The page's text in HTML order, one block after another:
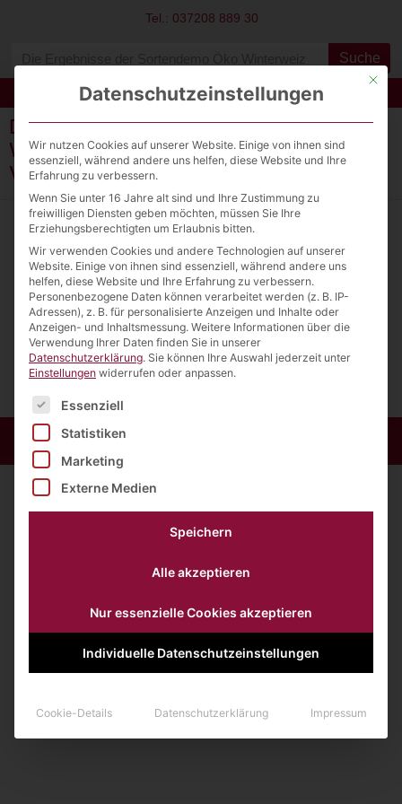
Tel.: 037208 889 30
Suche
Die Ergebnisse der Sortendemo Öko
Winterweizen sind da – fragen sie ihren
Verkaufsberater
Querweg 1
09244 Lichtenau
037208 889 30
Mit
Datenschutzeinstellungen
Wir nutzen Cookies auf unserer Website. Einige von ihnen sind
essenziell, während andere uns helfen, diese Website und Ihre
Erfahrung zu verbessern.
Wenn Sie unter 16 Jahre alt sind und Ihre Zustimmung zu
freiwilligen Diensten geben möchten, müssen Sie Ihre
Erziehungsberechtigten um Erlaubnis bitten.
Wir verwenden Cookies und andere Technologien auf unserer
Website. Einige von ihnen sind essenziell, während andere uns
helfen, diese Website und Ihre Erfahrung zu verbessern.
Personenbezogene Daten können verarbeitet werden (z. B. IP-
Adressen), z. B. für personalisierte Anzeigen und Inhalte oder
Anzeigen- und Inhaltsmessung. Weitere Informationen über die
Verwendung Ihrer Daten finden Sie in unserer
Datenschutzerklärung. Sie können Ihre Auswahl jederzeit unter
Einstellungen widerrufen oder anpassen.
Es folgt eine Liste der Service-Gruppen, für die eine
Essenziell
Statistiken
Marketing
Externe Medien
Speichern
Alle akzeptieren
Nur essenzielle Cookies akzeptieren
Individuelle Datenschutzeinstellungen
Cookie-Details Datenschutzerklärung Impressum